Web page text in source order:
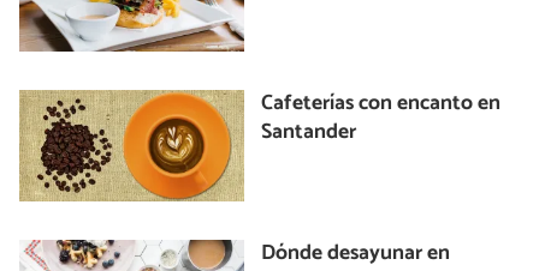
Cafeterías con encanto en
Santander
Dónde desayunar en